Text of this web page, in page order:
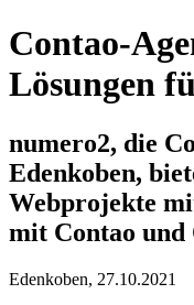
Contao-
Lösungen
numero2, die
Edenkoben,
Webprojekte
mit Contao
Edenkoben, 27.10.2021